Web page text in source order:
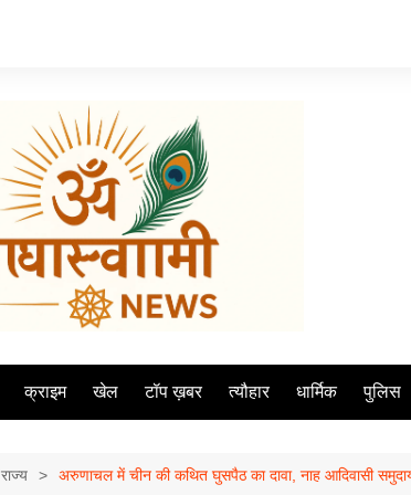
क्राइम खेल टॉप ख़बर त्यौहार धार्मिक पुलिस
राज्य अरुणाचल में चीन की कथित घुसपैठ का दावा, नाह आदिवासी